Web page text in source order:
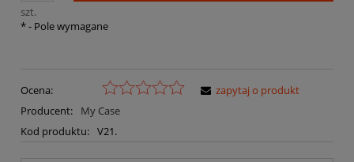
szt.
*- Pole wymagane
Ocena:
Producent:
My Case
Kod produktu: V21.
zapytaj o produkt